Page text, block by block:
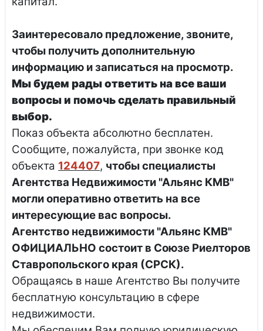
Заинтересовало предложение, звоните,
чтобы получить дополнительную
информацию и записаться на просмотр.
Мы будем рады ответить на все ваши
вопросы и помочь сделать правильный
выбор.
Показ объекта абсолютно бесплатен.
Сообщите, пожалуйста, при звонке код
объекта 124407, чтобы специалисты
Агентства Недвижимости "Альянс КМВ"
могли оперативно ответить на все
интересующие вас вопросы.
Агентство недвижимости "Альянс КМВ"
ОФИЦИАЛЬНО состоит в Союзе Риелторов
Ставропольского края (СРСК).
Обращаясь в наше Агентство Вы получите
бесплатную консультацию в сфере
недвижимости.